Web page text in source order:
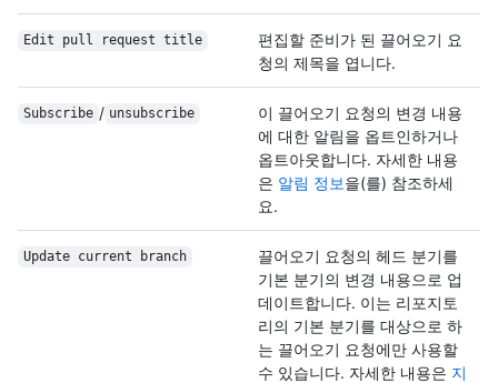
Edit pull request title
편집할 준비가 된 끌어오기 요
청의 제목을 엽니다.
Subscribe / unsubscribe
이 끌어오기 요청의 변경 내용
에 대한 알림을 옵트인하거나
옵트아웃합니다. 자세한 내용
은 알림 정보을(를) 참조하세
요.
Update current branch
끌어오기 요청의 헤드 분기를
기본 분기의 변경 내용으로 업
데이트합니다. 이는 리포지토
리의 기본 분기를 대상으로 하
는 끌어오기 요청에만 사용할
수 있습니다. 자세한 내용은 지